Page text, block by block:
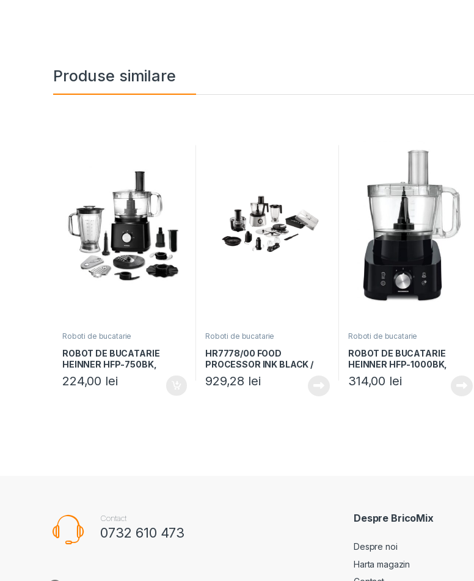
Produse similare
Roboti de bucatarie
ROBOT DE BUCATARIE
HEINNER HFP-750BK,
Putere 750W, Bol 1.2L,
Blender 1.8L, 4 discuri,
224,00 lei
Roboti de bucatarie
HR7778/00 FOOD
PROCESSOR INK BLACK /
MET
929,28 lei
Roboti de bucatarie
ROBOT DE BUCATARIE
HEINNER HFP-1000BK,
Putere 1000W, Blender si
rasnita incluse, Capacitate
314,00 lei
Contact
0732 610 473
Despre BricoMix
Despre noi
Harta magazin